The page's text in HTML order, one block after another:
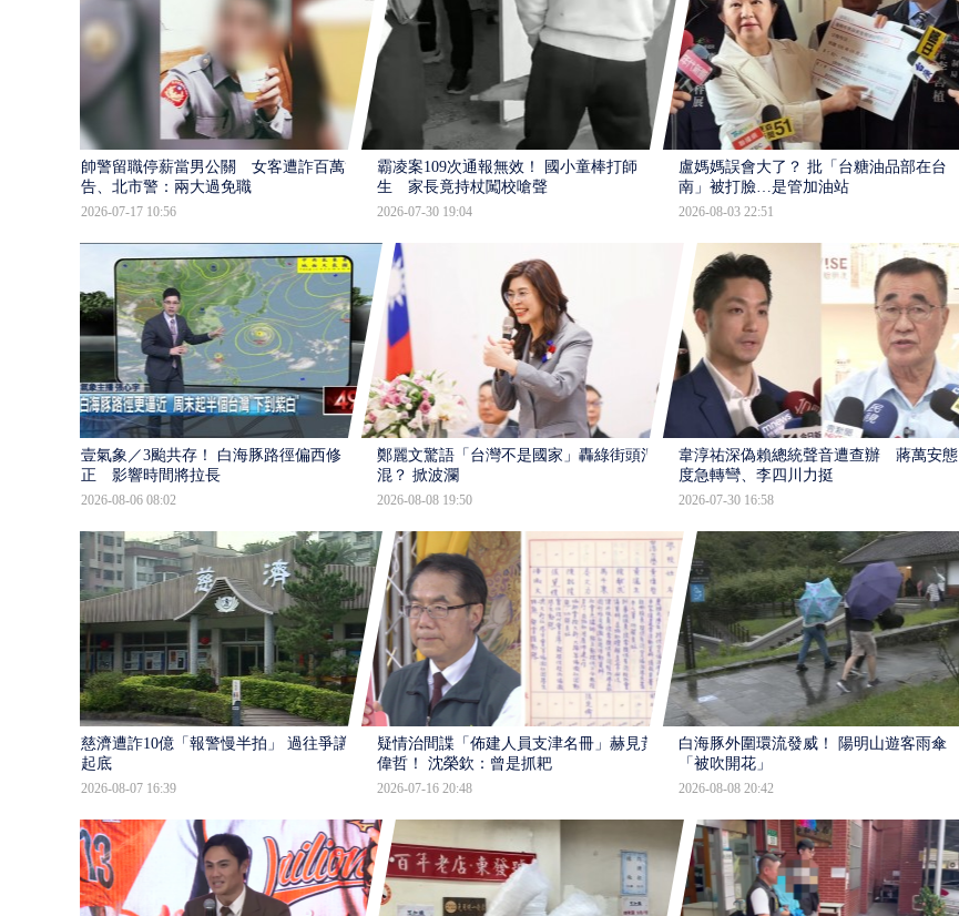
帥警留職停薪當男公關 女客遭詐百萬提
告、北市警：兩大過免職
2026-07-17 10:56
霸凌案109次通報無效！ 國小童棒打師
生 家長竟持杖闖校嗆聲
2026-07-30 19:04
盧媽媽誤會大了？ 批「台糖油品部在台
南」被打臉…是管加油站
2026-08-03 22:51
壹氣象／3颱共存！ 白海豚路徑偏西修
正 影響時間將拉長
2026-08-06 08:02
鄭麗文驚語「台灣不是國家」轟綠街頭混
混？ 掀波瀾
2026-08-08 19:50
韋淳祐深偽賴總統聲音遭查辦 蔣萬安態
度急轉彎、李四川力挺
2026-07-30 16:58
慈濟遭詐10億「報警慢半拍」 過往爭議遭
起底
2026-08-07 16:39
疑情治間諜「佈建人員支津名冊」赫見黃
偉哲！ 沈榮欽：曾是抓耙
2026-07-16 20:48
白海豚外圍環流發威！ 陽明山遊客雨傘
「被吹開花」
2026-08-08 20:42